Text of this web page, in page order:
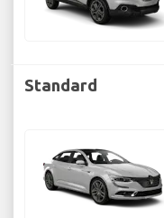
Standard